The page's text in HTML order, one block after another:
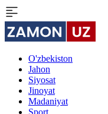
O'zbekiston
Jahon
Siyosat
Jinoyat
Madaniyat
Sport